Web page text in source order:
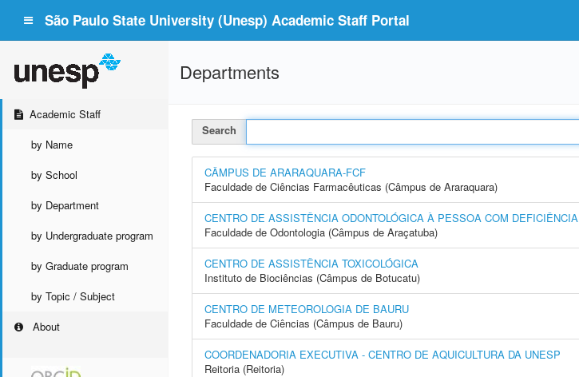
São Paulo State University (Unesp) Academic Staff Portal
Academic Staff
by Name
by School
by Department
by Undergraduate program
by Graduate program
by Topic / Subject
About
Departments
Search
CÂMPUS DE ARARAQUARA-FCF
Faculdade de Ciências Farmacêuticas (Câmpus de Araraquara)
CENTRO DE ASSISTÊNCIA ODONTOLÓGICA À PESSOA COM DEFICIÊNCIA
Faculdade de Odontologia (Câmpus de Araçatuba)
CENTRO DE ASSISTÊNCIA TOXICOLÓGICA
Instituto de Biociências (Câmpus de Botucatu)
CENTRO DE METEOROLOGIA DE BAURU
Faculdade de Ciências (Câmpus de Bauru)
COORDENADORIA EXECUTIVA - CENTRO DE AQUICULTURA DA UNESP
Reitoria (Reitoria)